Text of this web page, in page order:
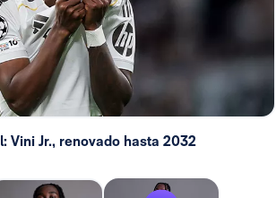
Vini Jr., renovado hasta 2032